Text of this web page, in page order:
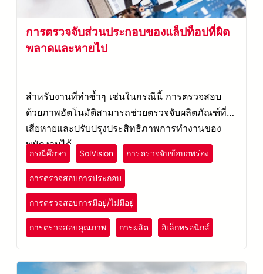
การตรวจจับส่วนประกอบของแล็ปท็อปที่ผิด
พลาดและหายไป
สำหรับงานที่ทำซ้ำๆ เช่นในกรณีนี้ การตรวจสอบ
ด้วยภาพอัตโนมัติสามารถช่วยตรวจจับผลิตภัณฑ์ที่
เสียหายและปรับปรุงประสิทธิภาพการทำงานของ
พนักงานได้
กรณีศึกษา SolVision การตรวจจับข้อบกพร่อง
การตรวจสอบการประกอบ
การตรวจสอบการมีอยู่/ไม่มีอยู่
การตรวจสอบคุณภาพ การผลิต อิเล็กทรอนิกส์